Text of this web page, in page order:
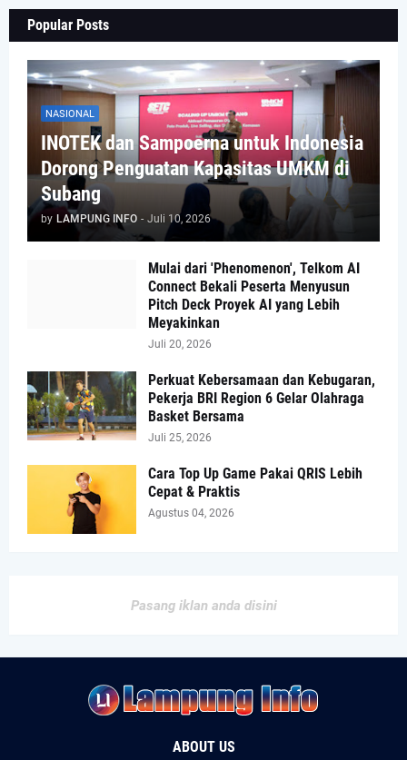
Popular Posts
NASIONAL
INOTEK dan Sampoerna untuk Indonesia
Dorong Penguatan Kapasitas UMKM di
Subang
by LAMPUNG INFO - Juli 10, 2026
Mulai dari 'Phenomenon', Telkom AI
Connect Bekali Peserta Menyusun
Pitch Deck Proyek AI yang Lebih
Meyakinkan
Juli 20, 2026
Perkuat Kebersamaan dan Kebugaran,
Pekerja BRI Region 6 Gelar Olahraga
Basket Bersama
Juli 25, 2026
Cara Top Up Game Pakai QRIS Lebih
Cepat & Praktis
Agustus 04, 2026
Pasang iklan anda disini
ABOUT US